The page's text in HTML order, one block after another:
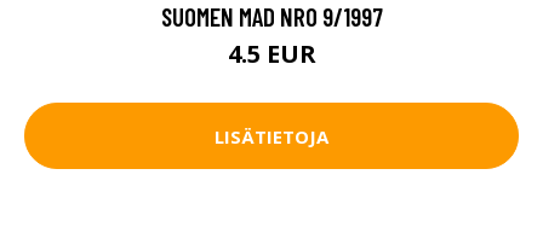
SUOMEN MAD NRO 9/1997
4.5 EUR
LISÄTIETOJA